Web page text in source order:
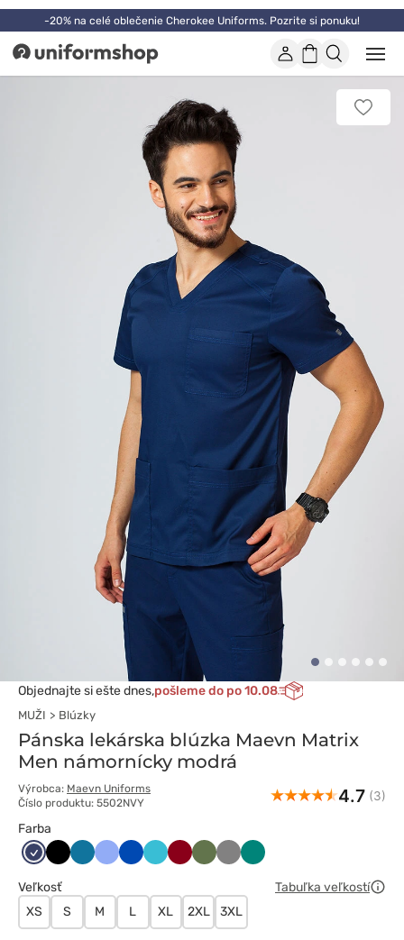
-20% na celé oblečenie Cherokee Uniforms. Pozrite si ponuku!
Uniformshop ÚčetNákupný
košík
alebo
Pridať
k
Objednajte si ešte dnes,pošleme do po 10.08
MUŽI Blúzky
Pánska lekárska blúzka Maevn Matrix
Men námornícky modrá
Výrobca: Maevn Uniforms
Číslo produktu: 5502NVY
4.7 (3)
Farba
CiemnyCzarnyKaraibskiKlasyczny
Królewski
MorskiOberżyna
Wiśniowy
Oliwkowy
Szary Zielony
Veľkosť
Tabuľka veľkostí
XS
S M L XL 2XL 3XL